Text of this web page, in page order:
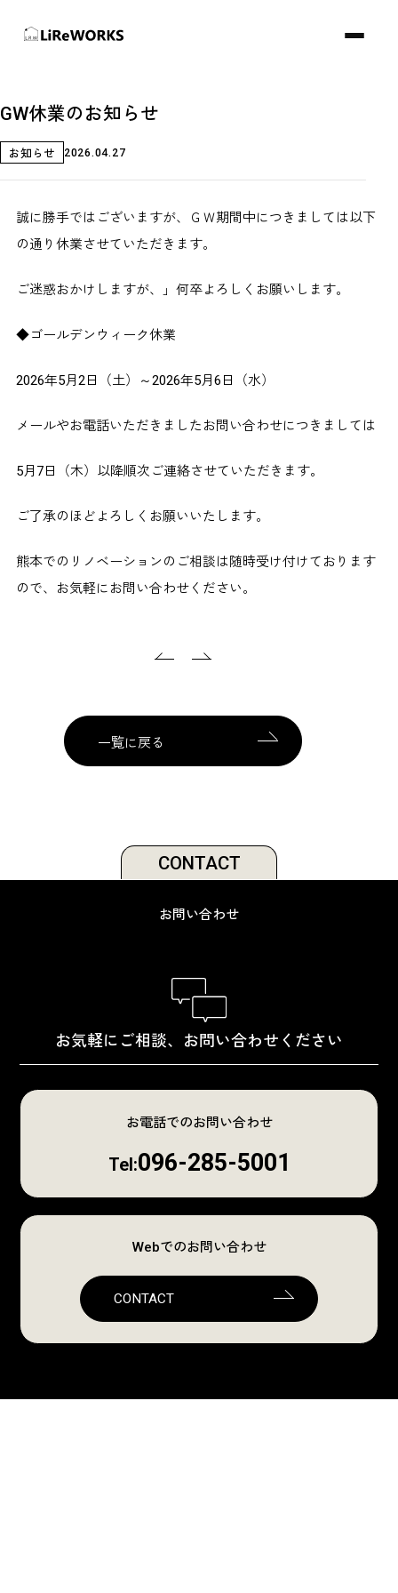
GW休業のお知らせ
お知らせ 2026.04.27
誠に勝手ではございますが、ＧＷ期間中につきましては以下
の通り休業させていただきます。
ご迷惑おかけしますが、」何卒よろしくお願いします。
◆ゴールデンウィーク休業
2026年5月2日（土）～2026年5月6日（水）
メールやお電話いただきましたお問い合わせにつきましては
5月7日（木）以降順次ご連絡させていただきます。
ご了承のほどよろしくお願いいたします。
熊本でのリノベーションのご相談は随時受け付けております
ので、お気軽にお問い合わせください。
一覧に戻る
CONTACT
お問い合わせ
お気軽にご相談、お問い合わせください
お電話でのお問い合わせ
Tel:096-285-5001
Webでのお問い合わせ
CONTACT